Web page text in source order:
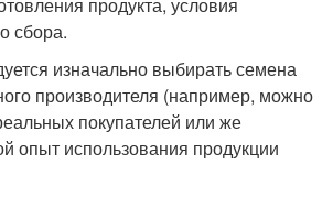
сбора.
изначально выбирать семена
производителя (например, можно
покупателей или же
опыт использования продукции